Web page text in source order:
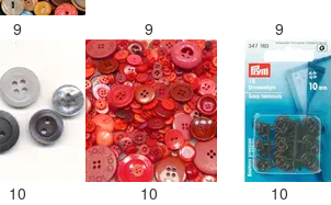
9 9 9
10 10 10